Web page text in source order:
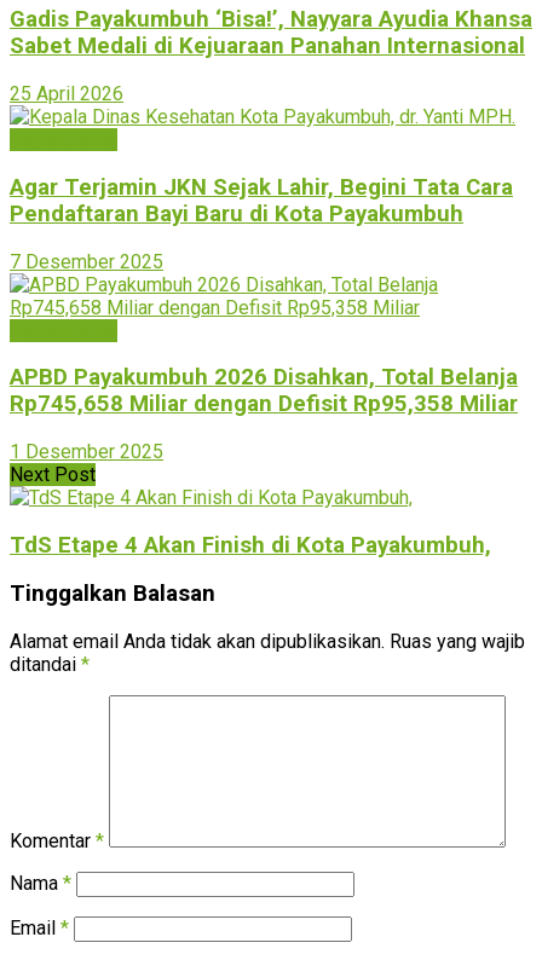
Gadis Payakumbuh ‘Bisa!’, Nayyara Ayudia Khansa
Sabet Medali di Kejuaraan Panahan Internasional
25 April 2026
Agar Terjamin JKN Sejak Lahir, Begini Tata Cara
Pendaftaran Bayi Baru di Kota Payakumbuh
7 Desember 2025
APBD Payakumbuh 2026 Disahkan, Total Belanja
Rp745,658 Miliar dengan Defisit Rp95,358 Miliar
1 Desember 2025
Next Post
TdS Etape 4 Akan Finish di Kota Payakumbuh,
Tinggalkan Balasan
Alamat email Anda tidak akan dipublikasikan. Ruas yang wajib
ditandai *
Komentar *
Nama *
Email *